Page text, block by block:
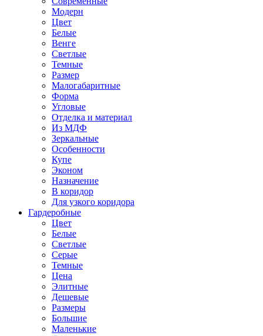
Модерн
Цвет
Белые
Венге
Светлые
Темные
Размер
Малогабаритные
Форма
Угловые
Отделка и материал
Из МДФ
Зеркальные
Особенности
Купе
Эконом
Назначение
В коридор
Для узкого коридора
Гардеробные
Цвет
Белые
Светлые
Серые
Темные
Цена
Элитные
Дешевые
Размеры
Большие
Маленькие